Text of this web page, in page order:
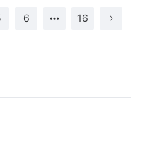
6 16